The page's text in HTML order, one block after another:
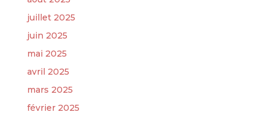
juillet 2025
juin 2025
mai 2025
avril 2025
mars 2025
février 2025